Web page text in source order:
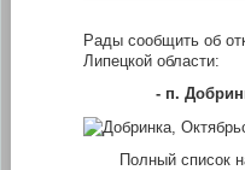
Рады сообщить об
Липецкой области:
- п.
Полный список